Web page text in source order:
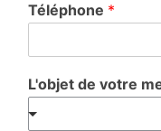
Téléphone *
L'objet de votre